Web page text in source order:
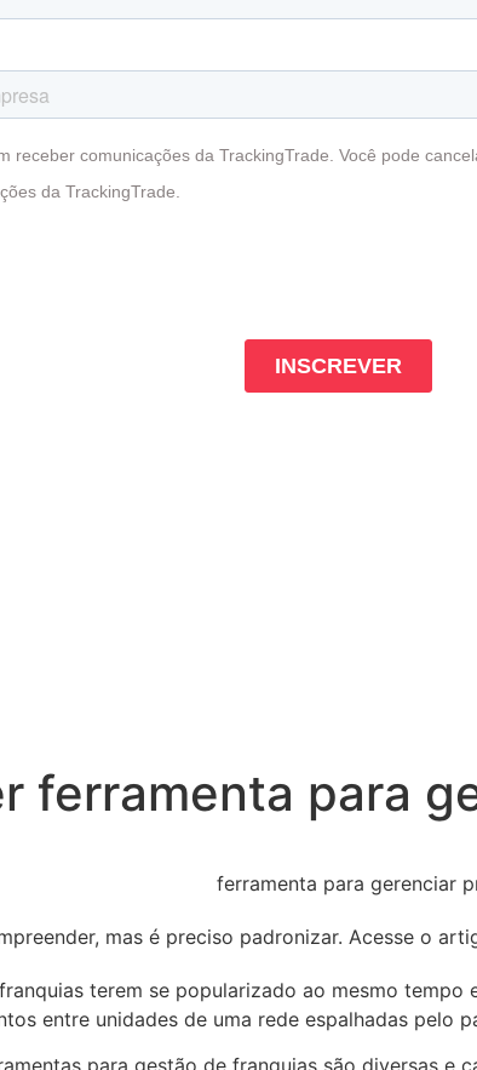
ferramenta para
mas é preciso padronizar. Acesse o
terem se popularizado ao mesmo
entre unidades de uma rede espalhadas